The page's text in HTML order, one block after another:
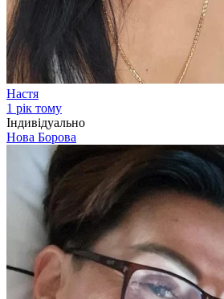
Настя
1 рік тому
Індивідуально
Нова Борова